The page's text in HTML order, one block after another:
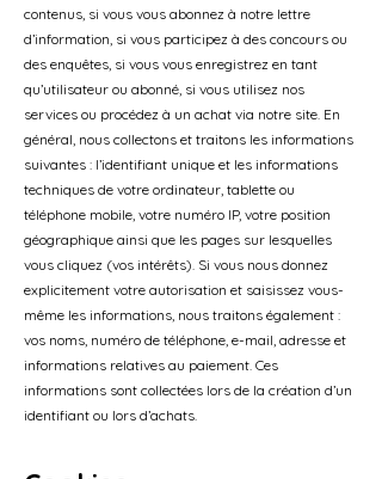
contenus, si vous vous abonnez à notre lettre
d’information, si vous participez à des concours ou
des enquêtes, si vous vous enregistrez en tant
qu’utilisateur ou abonné, si vous utilisez nos
services ou procédez à un achat via notre site. En
général, nous collectons et traitons les informations
suivantes : l’identifiant unique et les informations
techniques de votre ordinateur, tablette ou
téléphone mobile, votre numéro IP, votre position
géographique ainsi que les pages sur lesquelles
vous cliquez (vos intérêts). Si vous nous donnez
explicitement votre autorisation et saisissez vous-
même les informations, nous traitons également :
vos noms, numéro de téléphone, e-mail, adresse et
informations relatives au paiement. Ces
informations sont collectées lors de la création d’un
identifiant ou lors d’achats.